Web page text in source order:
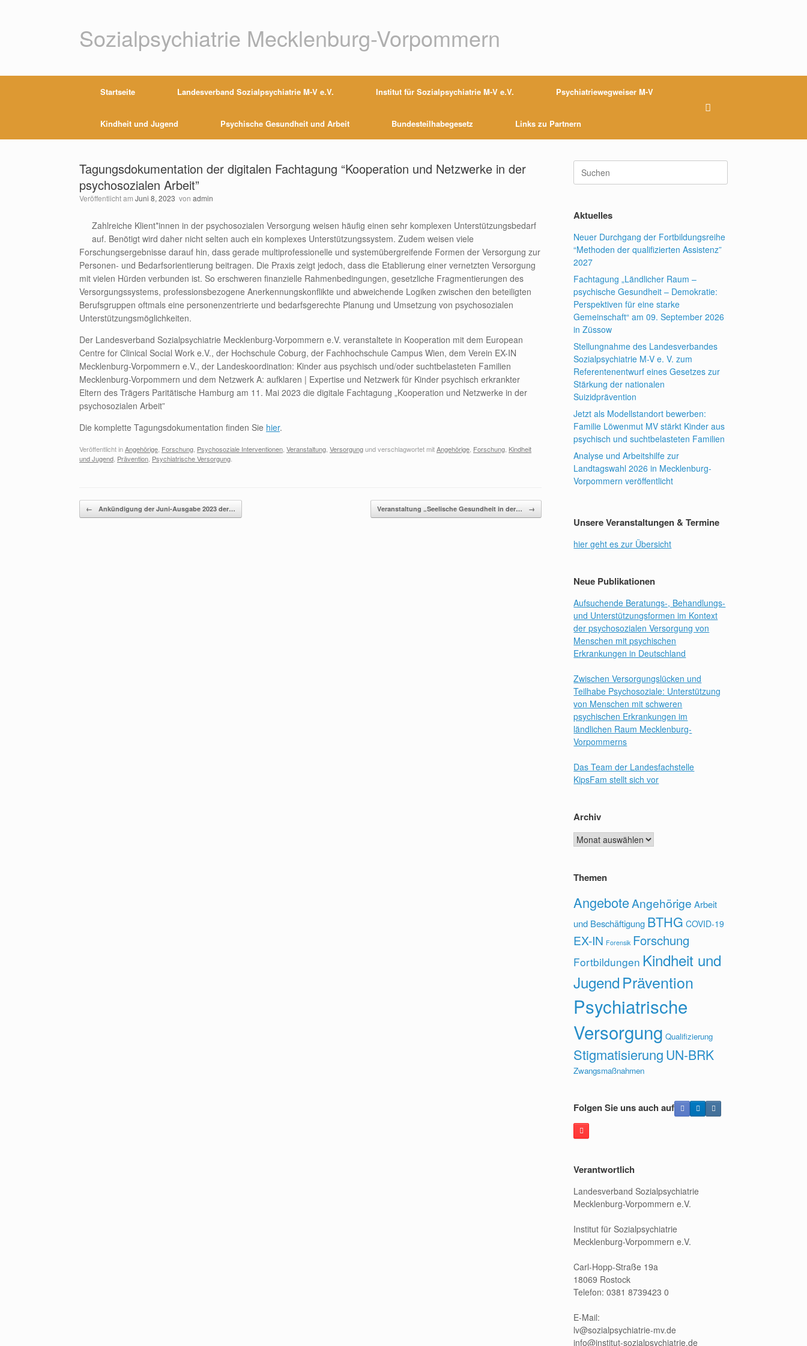
Sozialpsychiatrie Mecklenburg-Vorpommern
Startseite Landesverband Sozialpsychiatrie M-V e.V. Institut für Sozialpsychiatrie M-V e.V. Psychiatriewegweiser M-V
Kindheit und Jugend Psychische Gesundheit und Arbeit Bundesteilhabegesetz Links zu Partnern
Tagungsdokumentation der digitalen Fachtagung “Kooperation und Netzwerke in der
psychosozialen Arbeit”
Veröffentlicht am Juni 8, 2023 von admin
Zahlreiche Klient*innen in der psychosozialen Versorgung weisen häufig einen sehr komplexen Unterstützungsbedarf
auf. Benötigt wird daher nicht selten auch ein komplexes Unterstützungssystem. Zudem weisen viele
Forschungsergebnisse darauf hin, dass gerade multiprofessionelle und systemübergreifende Formen der Versorgung zur
Personen- und Bedarfsorientierung beitragen. Die Praxis zeigt jedoch, dass die Etablierung einer vernetzten Versorgung
mit vielen Hürden verbunden ist. So erschweren finanzielle Rahmenbedingungen, gesetzliche Fragmentierungen des
Versorgungssystems, professionsbezogene Anerkennungskonflikte und abweichende Logiken zwischen den beteiligten
Berufsgruppen oftmals eine personenzentrierte und bedarfsgerechte Planung und Umsetzung von psychosozialen
Unterstützungsmöglichkeiten.
Der Landesverband Sozialpsychiatrie Mecklenburg-Vorpommern e.V. veranstaltete in Kooperation mit dem European
Centre for Clinical Social Work e.V., der Hochschule Coburg, der Fachhochschule Campus Wien, dem Verein EX-IN
Mecklenburg-Vorpommern e.V., der Landeskoordination: Kinder aus psychisch und/oder suchtbelasteten Familien
Mecklenburg-Vorpommern und dem Netzwerk A: aufklaren | Expertise und Netzwerk für Kinder psychisch erkrankter
Eltern des Trägers Paritätische Hamburg am 11. Mai 2023 die digitale Fachtagung „Kooperation und Netzwerke in der
psychosozialen Arbeit”
Die komplette Tagungsdokumentation finden Sie hier.
Veröffentlicht inAngehörige Forschung Psychosoziale Interventionen Veranstaltung Versorgungund verschlagwortet mitAngehörige Forschung Kindheit
und Jugend Prävention Psychiatrische Versorgung
Beitragsnavigation
← Ankündigung der Juni-Ausgabe 2023 der… Veranstaltung „Seelische Gesundheit in der… →
nach:
Aktuelles
Neuer Durchgang der Fortbildungsreihe
“Methoden der qualifizierten Assistenz”
2027
Fachtagung „Ländlicher Raum –
psychische Gesundheit – Demokratie:
Perspektiven für eine starke
Gemeinschaft“ am 09. September 2026
in Züssow
Stellungnahme des Landesverbandes
Sozialpsychiatrie M-V e. V. zum
Referentenentwurf eines Gesetzes zur
Stärkung der nationalen
Suizidprävention
Jetzt als Modellstandort bewerben:
Familie Löwenmut MV stärkt Kinder aus
psychisch und suchtbelasteten Familien
Analyse und Arbeitshilfe zur
Landtagswahl 2026 in Mecklenburg-
Vorpommern veröffentlicht
Unsere Veranstaltungen & Termine
hier geht es zur Übersicht
Neue Publikationen
Aufsuchende Beratungs-, Behandlungs-
und Unterstützungsformen im Kontext
der psychosozialen Versorgung von
Menschen mit psychischen
Erkrankungen in Deutschland
Zwischen Versorgungslücken und
Teilhabe Psychosoziale: Unterstützung
von Menschen mit schweren
psychischen Erkrankungen im
ländlichen Raum Mecklenburg-
Vorpommerns
Das Team der Landesfachstelle
KipsFam stellt sich vor
Archiv
Archiv
Themen
AngeboteAngehörige Arbeit
und Beschäftigung BTHG COVID-19
EX-IN Forensik Forschung
Fortbildungen Kindheit und
Jugend Prävention
Psychiatrische
Versorgung Qualifizierung
Stigmatisierung UN-BRK
Zwangsmaßnahmen
Folgen Sie uns auch auf
Verantwortlich
Landesverband Sozialpsychiatrie
Mecklenburg-Vorpommern e.V.
Institut für Sozialpsychiatrie
Mecklenburg-Vorpommern e.V.
Carl-Hopp-Straße 19a
18069 Rostock
Telefon: 0381 8739423 0
E-Mail:
lv@sozialpsychiatrie-mv.de
info@institut-sozialpsychiatrie.de